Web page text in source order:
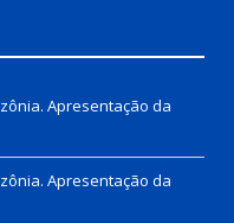
Apresentação da
Apresentação da